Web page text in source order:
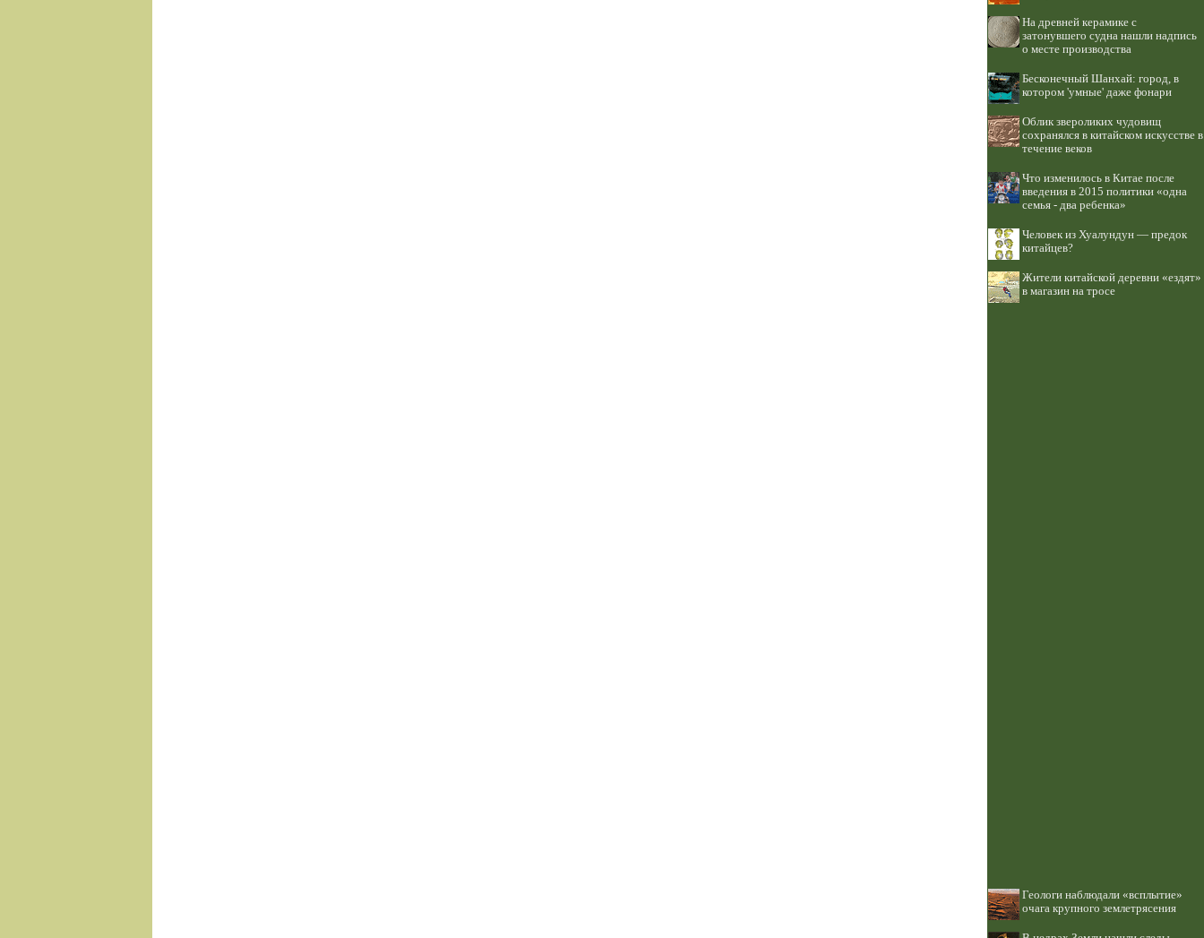
На древней керамике с
затонувшего судна нашли надпись
о месте производства
Бесконечный Шанхай: город, в
котором 'умные' даже фонари
Облик звероликих чудовищ
сохранялся в китайском искусстве в
течение веков
Что изменилось в Китае после
введения в 2015 политики «одна
семья - два ребенка»
Человек из Хуалундун — предок
китайцев?
Жители китайской деревни «ездят»
в магазин на тросе
Геологи наблюдали «всплытие»
очага крупного землетрясения